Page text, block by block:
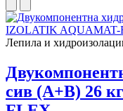
Лепила и
сив (A+B) 26